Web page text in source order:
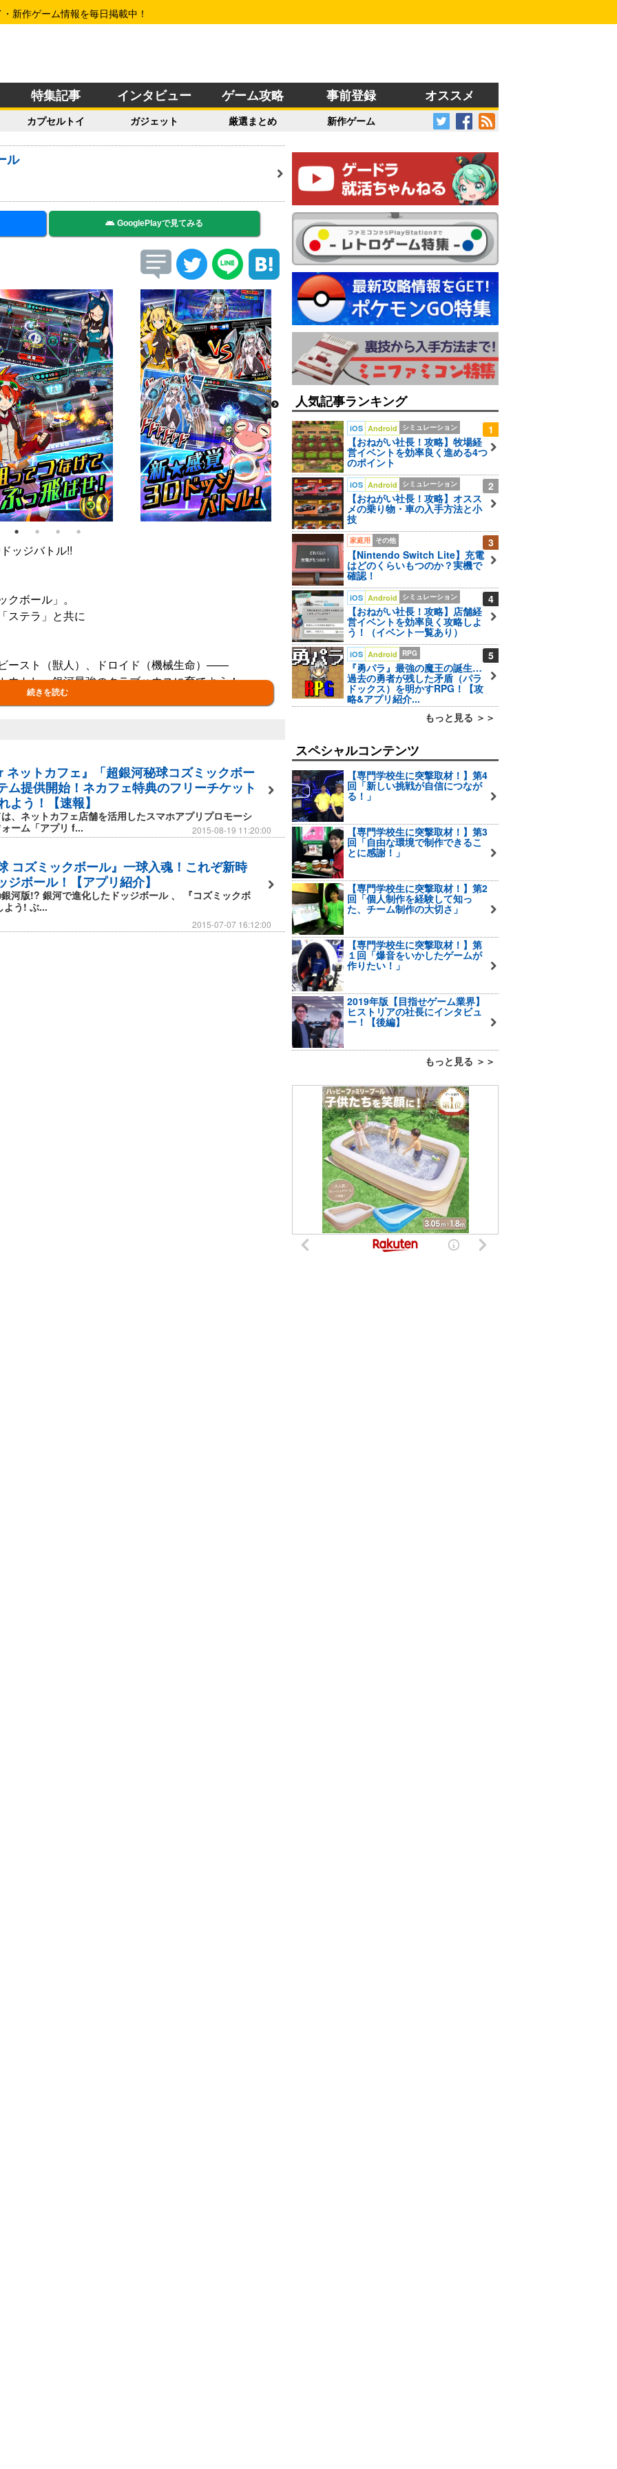
新作ゲーム情報を毎日掲載中！
特集記事 インタビュー ゲーム攻略 事前登録 オススメ
カプセルトイ ガジェット 厳選まとめ 新作ゲーム
ル
GooglePlayで見てみる
ッジバトル!!
ボール」。
ステラ」と共に
ースト（獣人）、ドロイド（機械生命）――
ウトし、銀河最強のクラブハウスに育てよう！
外にぶっ飛ばすだけ！
ダメージが！
撃をキメて大逆転も！
続きを読む
ネットカフェ』「超銀河秘球コズミックボー
ム提供開始！ネカフェ特典のフリーチケット
よう！【速報】
、ネットカフェ店舗を活用したスマホアプリプロモーシ
ーム「アプリ f...
2015-08-19 11:20:00
コズミックボール』一球入魂！これぞ新時
ジボール！【アプリ紹介】
銀河版!? 銀河で進化したドッジボール 、 『コズミックボ
よう! ぶ...
2015-07-07 16:12:00
人気記事ランキング
1
iOS Android シミュレーション
【おねがい社長！攻略】牧場経
営イベントを効率良く進める4つ
のポイント
2
iOS Android シミュレーション
【おねがい社長！攻略】オスス
メの乗り物・車の入手方法と小
技
3
家庭用 その他
【Nintendo Switch Lite】充電
はどのくらいもつのか？実機で
確認！
4
iOS Android シミュレーション
【おねがい社長！攻略】店舗経
営イベントを効率良く攻略しよ
う！（イベント一覧あり）
5
iOS Android RPG
『勇パラ』最強の魔王の誕生…
過去の勇者が残した矛盾（パラ
ドックス）を明かすRPG！【攻
略&アプリ紹介...
もっと見る ＞＞
スペシャルコンテンツ
【専門学校生に突撃取材！】第4
回「新しい挑戦が自信につなが
る！」
【専門学校生に突撃取材！】第3
回「自由な環境で制作できるこ
とに感謝！」
【専門学校生に突撃取材！】第2
回「個人制作を経験して知っ
た、チーム制作の大切さ」
【専門学校生に突撃取材！】第
１回「爆音をいかしたゲームが
作りたい！」
2019年版【目指せゲーム業界】
ヒストリアの社長にインタビュ
ー！【後編】
もっと見る ＞＞